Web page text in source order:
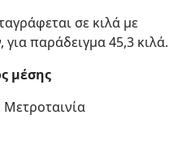
σε κιλά με
παράδειγμα 45,3 κιλά.
μέσης